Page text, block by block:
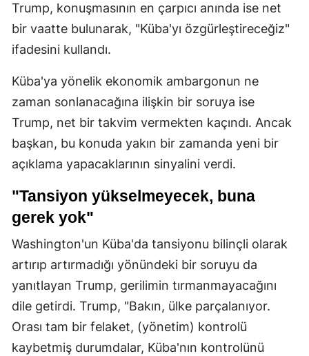
Trump, konuşmasının en çarpıcı anında ise net
bir vaatte bulunarak, "Küba'yı özgürleştireceğiz"
ifadesini kullandı.
Küba'ya yönelik ekonomik ambargonun ne
zaman sonlanacağına ilişkin bir soruya ise
Trump, net bir takvim vermekten kaçındı. Ancak
başkan, bu konuda yakın bir zamanda yeni bir
açıklama yapacaklarının sinyalini verdi.
"Tansiyon yükselmeyecek, buna
gerek yok"
Washington'un Küba'da tansiyonu bilinçli olarak
artırıp artırmadığı yönündeki bir soruyu da
yanıtlayan Trump, gerilimin tırmanmayacağını
dile getirdi. Trump, "Bakın, ülke parçalanıyor.
Orası tam bir felaket, (yönetim) kontrolü
kaybetmiş durumdalar, Küba'nın kontrolünü